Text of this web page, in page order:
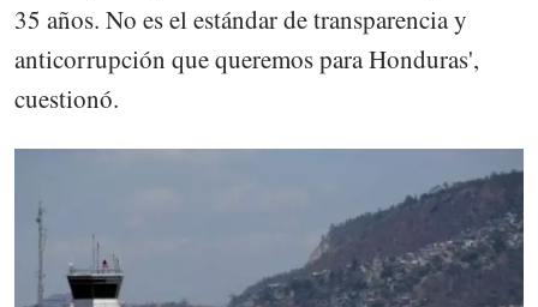
35 años. No es el estándar de transparencia y
anticorrupción que queremos para Honduras',
cuestionó.